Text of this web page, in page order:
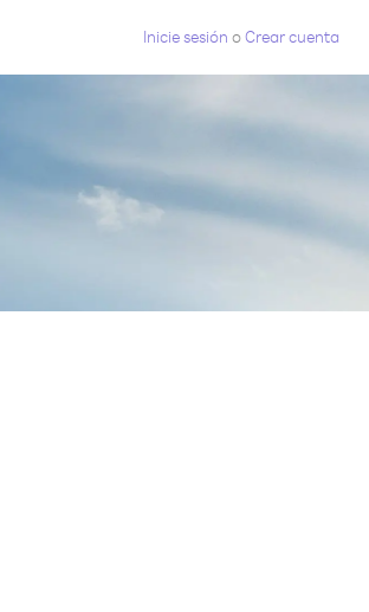
Inicie sesión oCrear cuenta